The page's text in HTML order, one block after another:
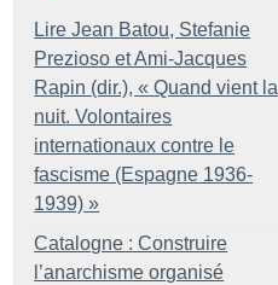
Lire Jean Batou, Stefanie
Prezioso et Ami-Jacques
Rapin (dir.), « Quand vient la
nuit. Volontaires
internationaux contre le
fascisme (Espagne 1936-
1939) »
Catalogne : Construire
l’anarchisme organisé